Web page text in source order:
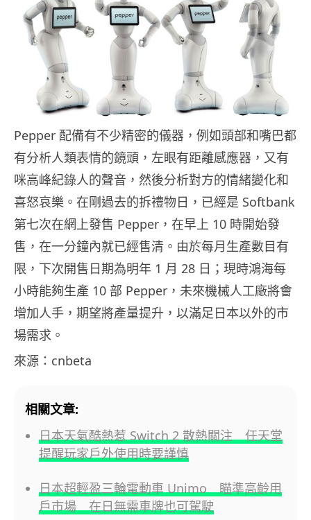
Pepper 配備有不少精密的儀器，例如頭部和嘴巴都
有分析人類表情的鏡頭，左眼有距離感應器，又有
咪高峰紀錄人的聲音，然後分析對方的情緒變化和
喜怒哀樂。在剛過去的拆禮物日，已經是 Softbank
第七次在網上發售 Pepper，在早上 10 時開始發
售，在一分鐘內就已經售清。由於每月生產數目有
限，下次開售日期為明年 1 月 28 日；現時鴻海每
小時能夠生產 10 部 Pepper，未來機械人工廠將會
增加人手，期望將產量提升，以滿足日本以外的市
場需求。
來源：cnbeta
相關文章:
日本天氣酷熱惹 Switch 2 散熱關注 任天堂
提醒玩家戶外使用時要謹慎
日本超輕盈三輪電動車 Unimo 瞄準高齡用
戶市場 在日無需車牌也可駕駛